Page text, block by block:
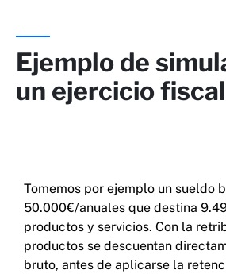
Ejemplo de
un ejercicio fiscal
Tomemos por ejemplo un sueldo
50.000€/anuales que destina
productos y servicios. Con la
productos se descuentan
bruto, antes de aplicarse la